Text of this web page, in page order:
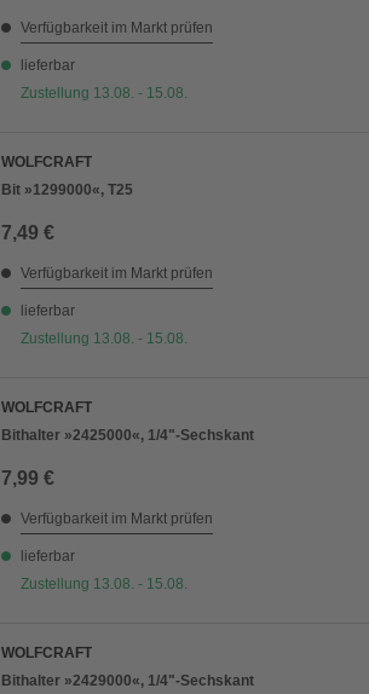
Verfügbarkeit im Markt prüfen
lieferbar
Zustellung 13.08. - 15.08.
WOLFCRAFT
Bit »1299000«, T25
7,49 €
Verfügbarkeit im Markt prüfen
lieferbar
Zustellung 13.08. - 15.08.
WOLFCRAFT
Bithalter »2425000«, 1/4"-Sechskant
7,99 €
Verfügbarkeit im Markt prüfen
lieferbar
Zustellung 13.08. - 15.08.
WOLFCRAFT
Bithalter »2429000«, 1/4"-Sechskant